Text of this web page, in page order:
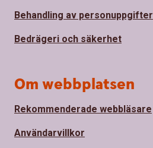
Behandling av personuppgifter
Bedrägeri och säkerhet
Om webbplatsen
Rekommenderade webbläsare
Användarvillkor